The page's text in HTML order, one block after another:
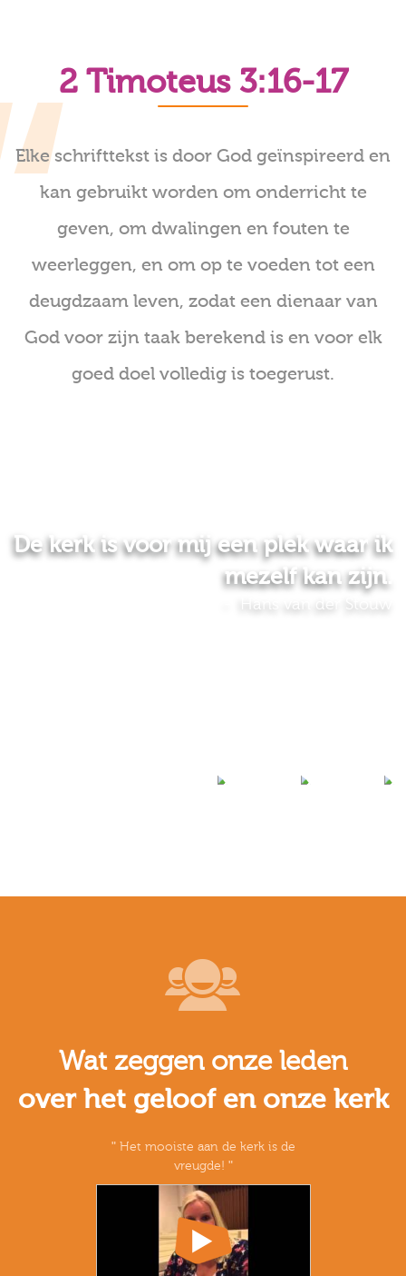
2 Timoteus 3:16-17
Elke schrifttekst is door God geïnspireerd en
kan gebruikt worden om onderricht te
geven, om dwalingen en fouten te
weerleggen, en om op te voeden tot een
deugdzaam leven, zodat een dienaar van
God voor zijn taak berekend is en voor elk
goed doel volledig is toegerust.
De kerk is voor mij een plek waar ik
mezelf kan zijn.
Hans van der Stouw
Wat zeggen onze leden
over het geloof en onze kerk
Het mooiste aan de kerk is de
vreugde!